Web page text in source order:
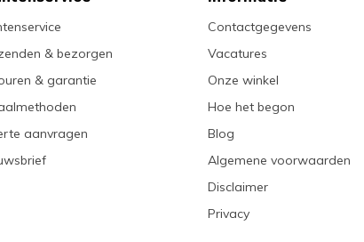
& bezorgen
& garantie
aanvragen
Contactgegevens
Vacatures
Onze winkel
Hoe het begon
Blog
Algemene voorwaarden
Disclaimer
Privacy